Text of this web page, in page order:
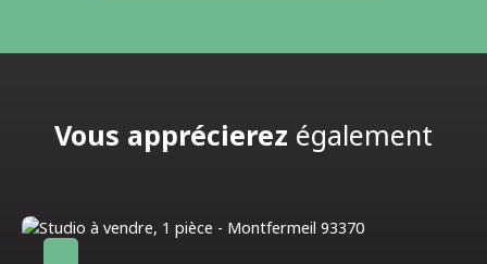
Vous apprécierez également